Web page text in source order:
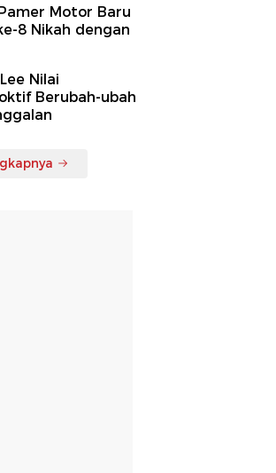
Motor Baru
8 Nikah dengan
Nilai
Berubah-ubah